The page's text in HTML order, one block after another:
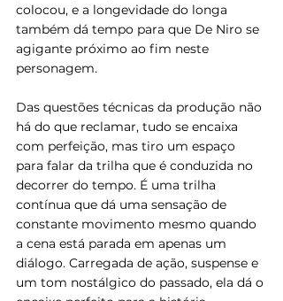
colocou, e a longevidade do longa
também dá tempo para que De Niro se
agigante próximo ao fim neste
personagem.
Das questões técnicas da produção não
há do que reclamar, tudo se encaixa
com perfeição, mas tiro um espaço
para falar da trilha que é conduzida no
decorrer do tempo. É uma trilha
contínua que dá uma sensação de
constante movimento mesmo quando
a cena está parada em apenas um
diálogo. Carregada de ação, suspense e
um tom nostálgico do passado, ela dá o